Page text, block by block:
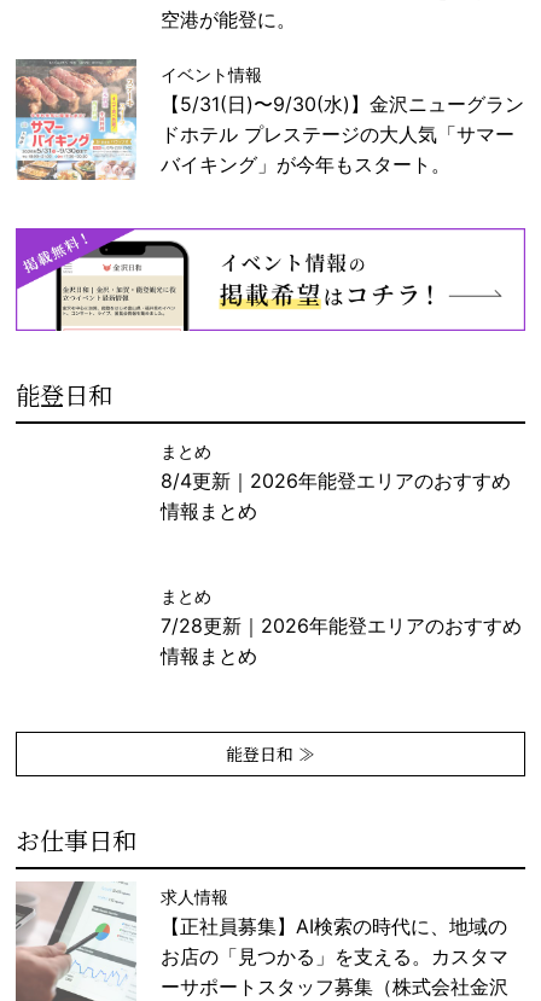
空港が能登に。
イベント情報
【5/31(日)〜9/30(水)】金沢ニューグラン
ドホテル プレステージの大人気「サマー
バイキング」が今年もスタート。
能登日和
まとめ
8/4更新｜2026年能登エリアのおすすめ
情報まとめ
まとめ
7/28更新｜2026年能登エリアのおすすめ
情報まとめ
能登日和 ≫
お仕事日和
求人情報
【正社員募集】AI検索の時代に、地域の
お店の「見つかる」を支える。カスタマ
ーサポートスタッフ募集（株式会社金沢